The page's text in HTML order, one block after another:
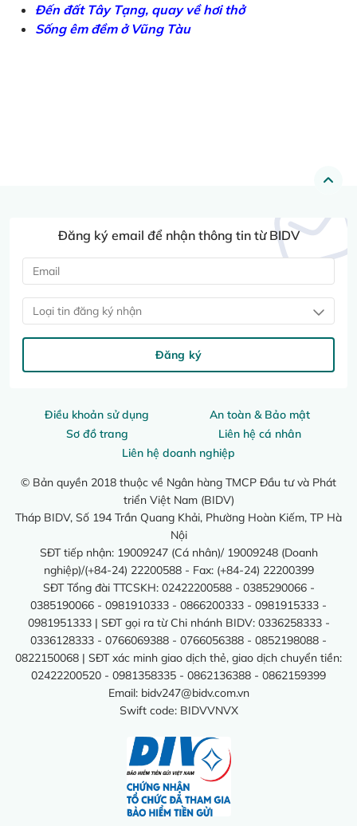
Đến đất Tây Tạng, quay về hơi thở
Sống êm đềm ở Vũng Tàu
Điều khoản sử dụng
An toàn & Bảo mật
Sơ đồ trang
Liên hệ cá nhân
Liên hệ doanh nghiệp
© Bản quyền 2018 thuộc về Ngân hàng TMCP Đầu tư và Phát
triển Việt Nam (BIDV)
Tháp BIDV, Số 194 Trần Quang Khải, Phường Hoàn Kiếm, TP Hà
Nội
SĐT tiếp nhận: 19009247 (Cá nhân)/ 19009248 (Doanh
nghiệp)/(+84-24) 22200588 - Fax: (+84-24) 22200399
SĐT Tổng đài TTCSKH: 02422200588 - 0385290066 -
0385190066 - 0981910333 - 0866200333 - 0981915333 -
0981951333 | SĐT gọi ra từ Chi nhánh BIDV: 0336258333 -
0336128333 - 0766069388 - 0766056388 - 0852198088 -
0822150068 | SĐT xác minh giao dịch thẻ, giao dịch chuyển tiền:
02422200520 - 0981358335 - 0862136388 - 0862159399
Email: bidv247@bidv.com.vn
Swift code: BIDVVNVX
Đăng ký email để nhận thông tin từ BIDV
Loại tin đăng ký nhận
Đăng ký